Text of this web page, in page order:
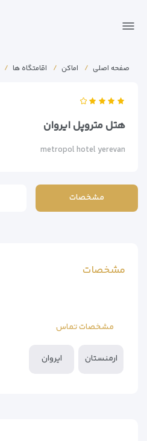
صفحه اصلی اماکن اقامتگاه ها
هتل متروپل ایروان
metropol hotel yerevan
مشخصات
مشخصات
مشخصات تماس
ارمنستان ایروان